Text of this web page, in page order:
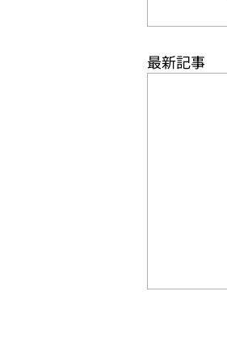
最新記事